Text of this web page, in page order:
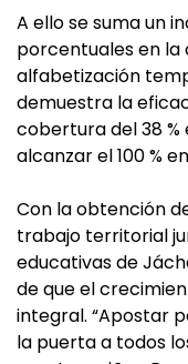
A ello se suma un
porcentuales en la
alfabetización
demuestra la
cobertura del 38 %
alcanzar el 100 %
Con la obtención
trabajo territorial
educativas de
de que el
integral. “Apostar
la puerta a todos